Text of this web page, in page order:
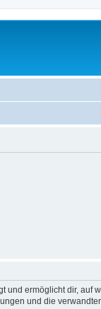
und ermöglicht dir, auf
und die